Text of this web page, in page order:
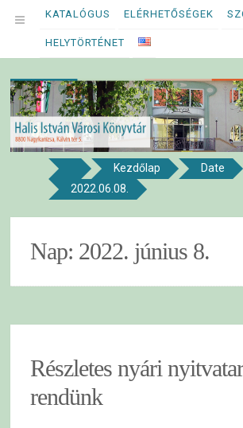
Megszakítás
OPEN
MENU
KATALÓGUS ELÉRHETŐSÉGEK
HELYTÖRTÉNET
Halis István Városi
8800 NAGYKANIZSA, KÁLVIN TÉR 5.
Kezdőlap
Date
2022.06.08.
Nap: 2022. június 8.
Részletes nyári
rendünk